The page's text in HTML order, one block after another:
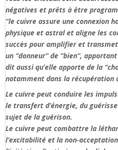
négatives et prêts à être
“le cuivre assure une connexion
physique et astral et aligne les
succès pour amplifier et
un “donneur” de “bien”,
dit aussi qu’elle apporte de la
notamment dans la récupération
Le cuivre peut conduire les
le transfert d’énergie, du
sujet de la guérison.
Le cuivre peut combattre la
l’excitabilité et la non-